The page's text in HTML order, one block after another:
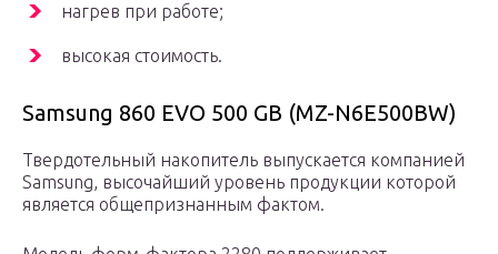
нагрев при работе;
высокая стоимость.
Samsung 860 EVO 500 GB (MZ-N6E500BW)
Твердотельный накопитель выпускается компанией
Samsung, высочайший уровень продукции которой
является общепризнанным фактом.